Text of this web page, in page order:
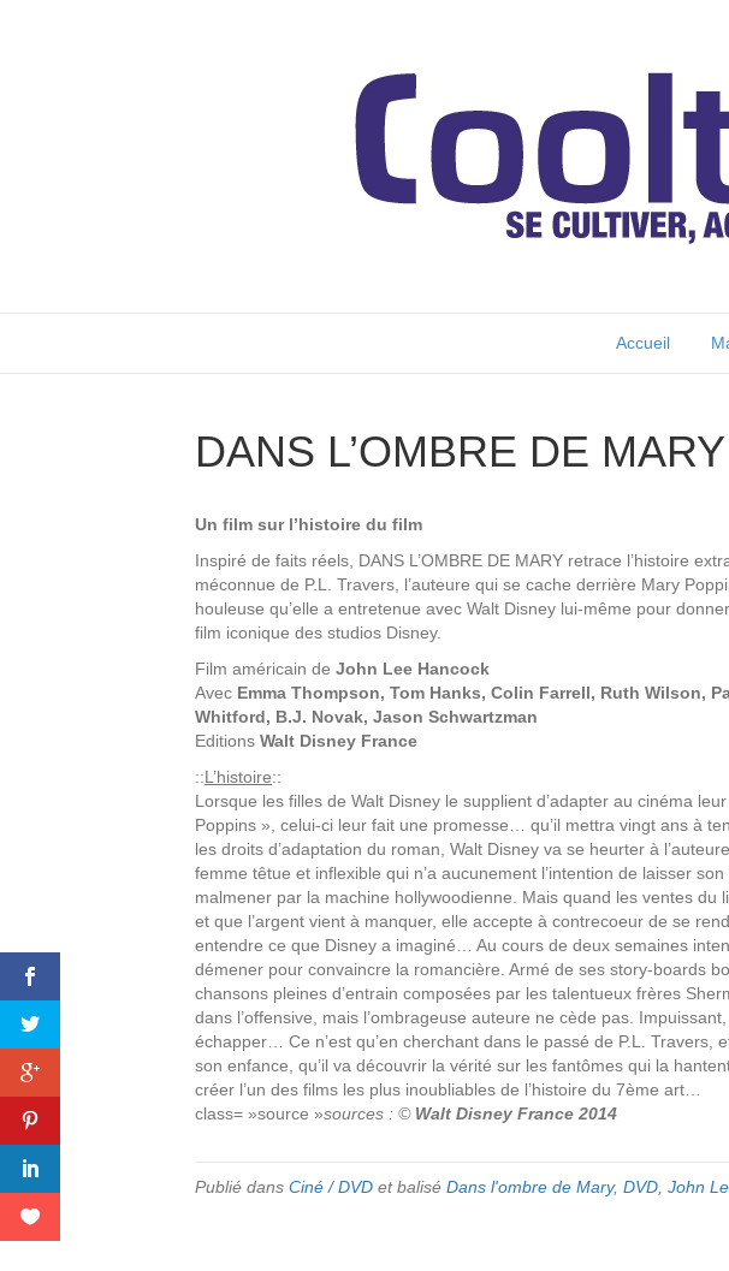
Accueil
DANS L’OMBRE DE MARY
Un film sur l’histoire du film
Inspiré de faits réels, DANS L’OMBRE DE MARY retrace l’histoire
méconnue de P.L. Travers, l’auteure qui se cache derrière Mary
houleuse qu’elle a entretenue avec Walt Disney lui-même pour
film iconique des studios Disney.
Film américain de John Lee Hancock
Avec Emma Thompson, Tom Hanks, Colin Farrell, Ruth Wilson,
Whitford, B.J. Novak, Jason Schwartzman
Editions Walt Disney France
::L’histoire::
Lorsque les filles de Walt Disney le supplient d’adapter au cinéma
Poppins », celui-ci leur fait une promesse… qu’il mettra vingt ans à
les droits d’adaptation du roman, Walt Disney va se heurter à
femme têtue et inflexible qui n’a aucunement l’intention de laisser
malmener par la machine hollywoodienne. Mais quand les ventes du
et que l’argent vient à manquer, elle accepte à contrecoeur de se
entendre ce que Disney a imaginé… Au cours de deux semaines
démener pour convaincre la romancière. Armé de ses story-boards
chansons pleines d’entrain composées par les talentueux frères
dans l’offensive, mais l’ombrageuse auteure ne cède pas.
échapper… Ce n’est qu’en cherchant dans le passé de P.L. Travers,
son enfance, qu’il va découvrir la vérité sur les fantômes qui la
créer l’un des films les plus inoubliables de l’histoire du 7ème art…
class= »source »sources : © Walt Disney France 2014
Publié dans Ciné / DVD et balisé Dans l'ombre de Mary, DVD John